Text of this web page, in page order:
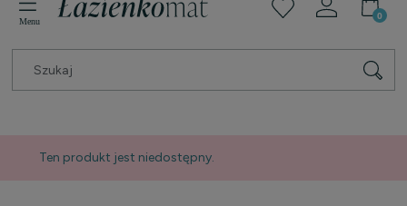
Ten produkt jest niedostępny.